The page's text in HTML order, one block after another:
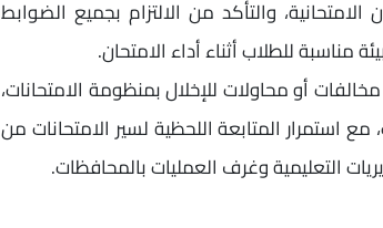
والتأكد من الالتزام بجميع الضوابط
مناسبة للطلاب أثناء أداء الامتحان.
أو محاولات للإخلال بمنظومة الامتحانات،
مع استمرار المتابعة اللحظية لسير الامتحانات من
التعليمية وغرف العمليات بالمحافظات.